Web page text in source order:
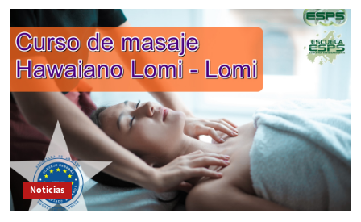
Expertos
en
economía
de
la
salud
ponen
de
manifiesto
la
necesidad
de
una
institución
Noticias